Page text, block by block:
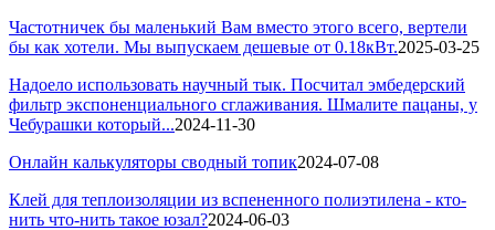
Частотничек бы маленький Вам вместо этого всего, вертели
бы как хотели. Мы выпускаем дешевые от 0.18кВт.2025-03-25
Надоело использовать научный тык. Посчитал эмбедерский
фильтр экспоненциального сглаживания. Шмалите пацаны, у
Чебурашки который...2024-11-30
Онлайн калькуляторы сводный топик2024-07-08
Клей для теплоизоляции из вспененного полиэтилена - кто-
нить что-нить такое юзал?2024-06-03